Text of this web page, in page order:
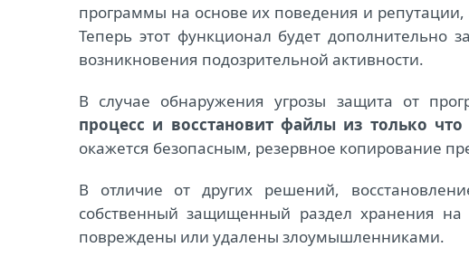
программы на основе их поведения и
Теперь этот функционал будет дополнительно
возникновения подозрительной активности.
В случае обнаружения угрозы защита от
процесс и восстановит файлы из только
окажется безопасным, резервное копирование
В отличие от других решений,
собственный защищенный раздел хранения
повреждены или удалены злоумышленниками.